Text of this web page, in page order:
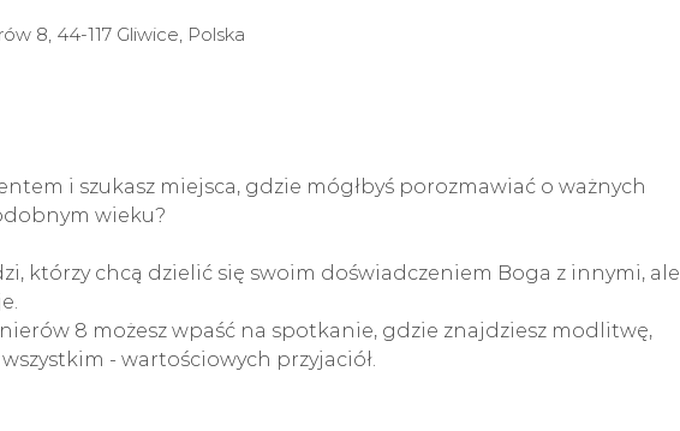
8, 44-117 Gliwice, Polska
i szukasz miejsca, gdzie mógłbyś porozmawiać o ważnych
wieku?
którzy chcą dzielić się swoim doświadczeniem Boga z innymi, ale
8 możesz wpaść na spotkanie, gdzie znajdziesz modlitwę,
- wartościowych przyjaciół.